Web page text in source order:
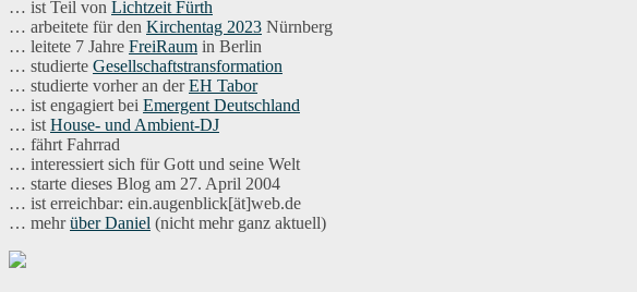
… ist Teil von Lichtzeit Fürth
… arbeitete für den Kirchentag 2023 Nürnberg
… leitete 7 Jahre FreiRaum in Berlin
… studierte Gesellschaftstransformation
… studierte vorher an derEH Tabor
… ist engagiert bei Emergent Deutschland
… ist House- und Ambient-DJ
… fährt Fahrrad
… interessiert sich für Gott und seine Welt
… starte dieses Blog am 27. April 2004
… ist erreichbar: ein.augenblick[ät]web.de
… mehrüber Daniel (nicht mehr ganz aktuell)